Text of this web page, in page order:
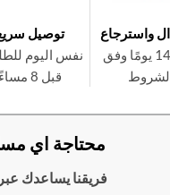
واسترجاع
خلال 14 يومًا وفق
توصيل
نفس اليوم
قبل 8 مساءً
محتاجة اي
فريقنا يساعدك